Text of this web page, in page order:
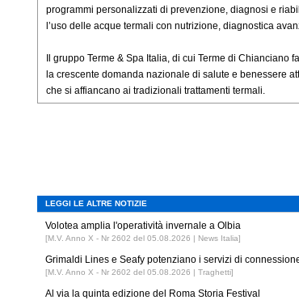
programmi personalizzati di prevenzione, diagnosi e
l’uso delle acque termali con nutrizione, diagnostica
Il gruppo Terme & Spa Italia, di cui Terme di Chianciano
la crescente domanda nazionale di salute e benessere
che si affiancano ai tradizionali trattamenti termali.
LEGGI LE ALTRE NOTIZIE
Volotea amplia l'operatività invernale a Olbia
[M.V. Anno X - Nr 2602 del 05.08.2026 | News Italia]
Grimaldi Lines e Seafy potenziano i servizi di
[M.V. Anno X - Nr 2602 del 05.08.2026 | Traghetti]
Al via la quinta edizione del Roma Storia Festival